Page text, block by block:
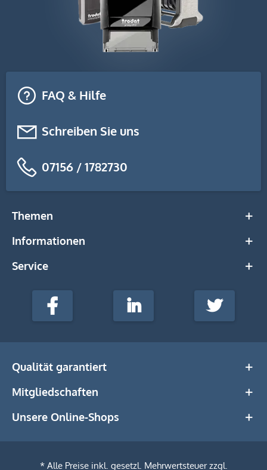
FAQ & Hilfe
Schreiben Sie uns
07156 / 1782730
Themen
Informationen
Service
stempel-
Media
Facebook LinkedIn Twitter
Qualität garantiert
Mitgliedschaften
Unsere Online-Shops
* Alle Preise inkl. gesetzl. Mehrwertsteuer zzgl.